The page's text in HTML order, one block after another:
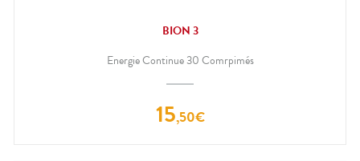
BION 3
Energie Continue 30 Comrpimés
15,50€